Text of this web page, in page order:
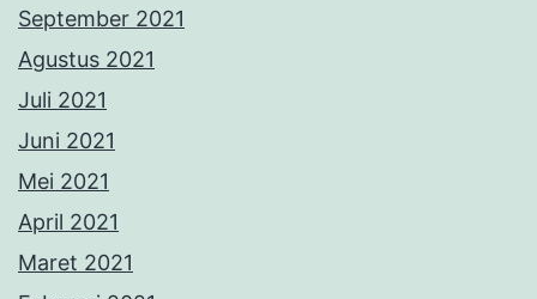
September 2021
Agustus 2021
Juli 2021
Juni 2021
Mei 2021
April 2021
Maret 2021